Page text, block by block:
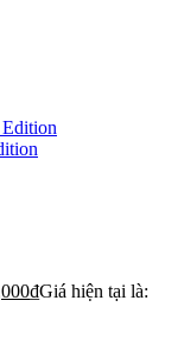
₫Giá hiện tại là: